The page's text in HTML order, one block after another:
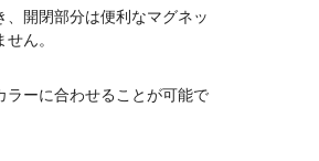
開閉部分は便利なマグネッ
ん。
ラーに合わせることが可能で